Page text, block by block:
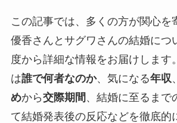
この記事では、多くの方が関心を
優香さんとサグワさんの結婚につ
度から詳細な情報をお届けします
は誰で何者なのか、気になる年収
めから交際期間 、結婚に至るまで
て結婚発表後の反応などを徹底的